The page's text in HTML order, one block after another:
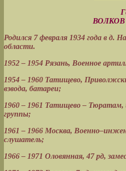
Родился 7 февраля 1934 года в д.
области.
1952 – 1954 Рязань, Военное
1954 – 1960 Татищево,
взвода, батареи;
1960 – 1961 Татищево –
группы;
1961 – 1966 Москва,
слушатель;
1966 – 1971 Оловянная, 47 рд,